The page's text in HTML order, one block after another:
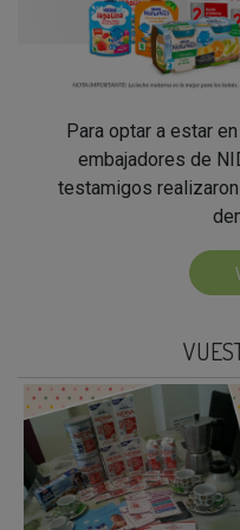
Para optar a estar
embajadores de
testamigos